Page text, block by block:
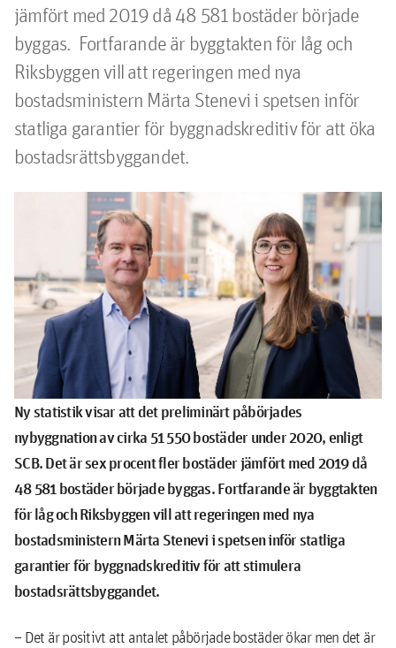
jämfört med 2019 då 48 581 bostäder började
byggas.  Fortfarande är byggtakten för låg och
Riksbyggen vill att regeringen med nya
bostadsministern Märta Stenevi i spetsen inför
statliga garantier för byggnadskreditiv för att öka
bostadsrättsbyggandet.
Ny statistik visar att det preliminärt påbörjades
nybyggnation av cirka 51 550 bostäder under 2020, enligt
SCB. Det är sex procent fler bostäder jämfört med 2019 då
48 581 bostäder började byggas. Fortfarande är byggtakten
för låg och Riksbyggen vill att regeringen med nya
bostadsministern Märta Stenevi i spetsen inför statliga
garantier för byggnadskreditiv för att stimulera
bostadsrättsbyggandet.
– Det är positivt att antalet påbörjade bostäder ökar men det är